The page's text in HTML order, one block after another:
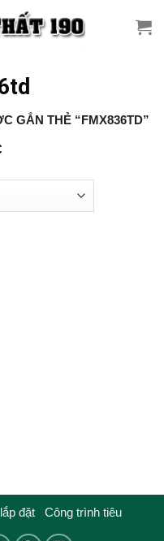
GẮN THẺ “FMX836TD”
đặt Công trình tiêu